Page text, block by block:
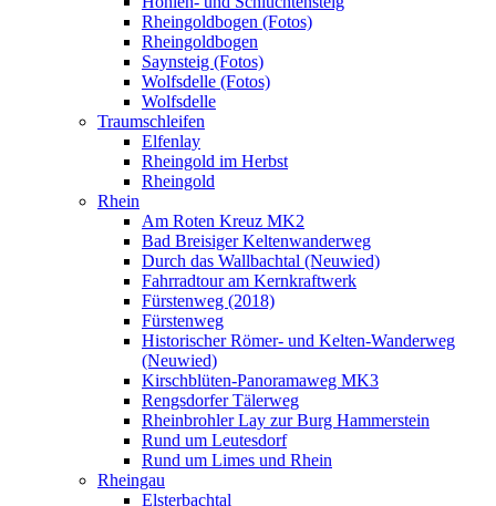
Rheingoldbogen (Fotos)
Rheingoldbogen
Saynsteig (Fotos)
Wolfsdelle (Fotos)
Wolfsdelle
Traumschleifen
Elfenlay
Rheingold im Herbst
Rheingold
Rhein
Am Roten Kreuz MK2
Bad Breisiger Keltenwanderweg
Durch das Wallbachtal (Neuwied)
Fahrradtour am Kernkraftwerk
Fürstenweg (2018)
Fürstenweg
Historischer Römer- und Kelten-Wanderweg
(Neuwied)
Kirschblüten-Panoramaweg MK3
Rengsdorfer Tälerweg
Rheinbrohler Lay zur Burg Hammerstein
Rund um Leutesdorf
Rund um Limes und Rhein
Rheingau
Elsterbachtal